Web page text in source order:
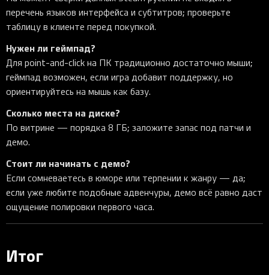
перечень языков интерфейса и субтитров; проверьте
таблицу в клиенте перед покупкой.
Нужен ли геймпад?
Для point-and-click на ПК традиционно достаточно мыши;
геймпад возможен, если игра добавит поддержку, но
ориентируйтесь на мышь как базу.
Сколько места на диске?
По витрине — порядка 8 ГБ; заложите запас под патчи и
демо.
Стоит ли начинать с демо?
Если сомневаетесь в юморе или терпении к жанру — да;
если уже любите подобные адвенчуры, демо всё равно даст
ощущение полировки первого часа.
Итог